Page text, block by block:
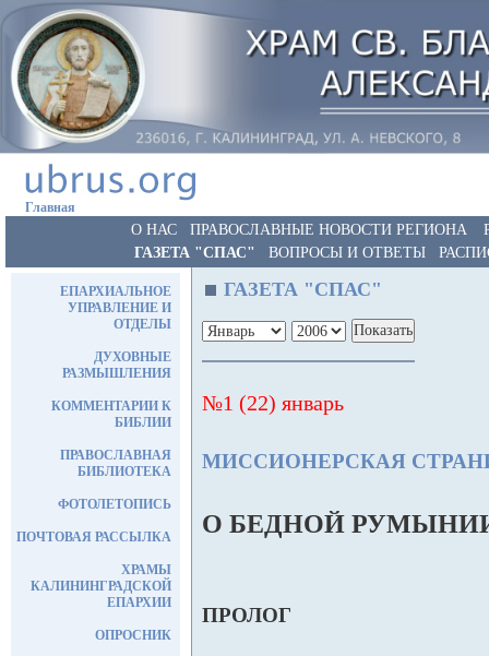
Главная
О НАС ПРАВОСЛАВНЫЕ НОВОСТИ РЕГИОНА
ГАЗЕТА "СПАС"
ВОПРОСЫ И ОТВЕТЫ
ЕПАРХИАЛЬНОЕ
УПРАВЛЕНИЕ И
ОТДЕЛЫ
ДУХОВНЫЕ
РАЗМЫШЛЕНИЯ
КОММЕНТАРИИ К
БИБЛИИ
ПРАВОСЛАВНАЯ
БИБЛИОТЕКА
ФОТОЛЕТОПИСЬ
ПОЧТОВАЯ РАССЫЛКА
ХРАМЫ
КАЛИНИНГРАДСКОЙ
ЕПАРХИИ
ОПРОСНИК
ГАЗЕТА "СПАС"
№1 (22) январь
МИССИОНЕРСКАЯ
О БЕДНОЙ
ПРОЛОГ